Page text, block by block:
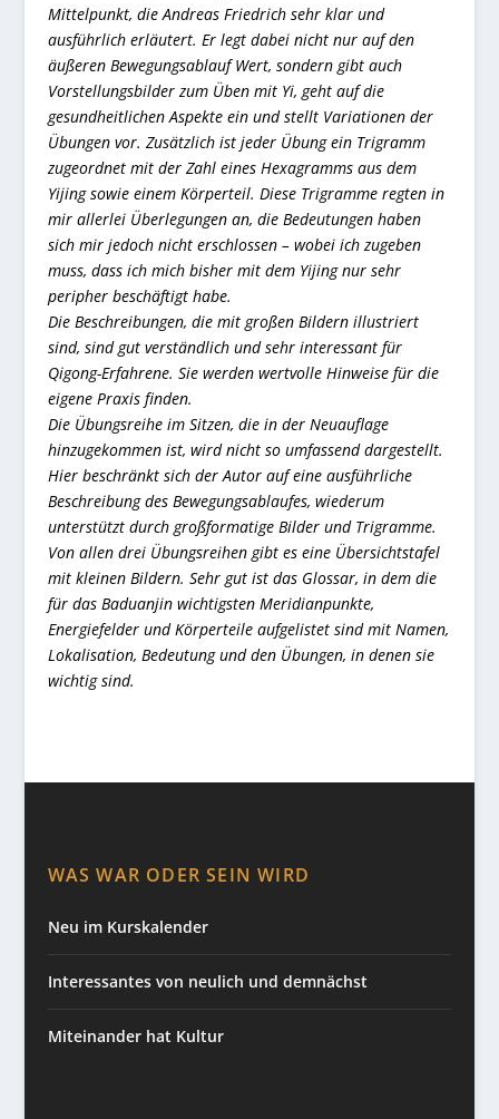
Mittelpunkt, die Andreas Friedrich sehr klar und
ausführlich erläutert. Er legt dabei nicht nur auf den
äußeren Bewegungsablauf Wert, sondern gibt auch
Vorstellungsbilder zum Üben mit Yi, geht auf die
gesundheitlichen Aspekte ein und stellt Variationen der
Übungen vor. Zusätzlich ist jeder Übung ein Trigramm
zugeordnet mit der Zahl eines Hexagramms aus dem
Yijing sowie einem Körperteil. Diese Trigramme regten in
mir allerlei Überlegungen an, die Bedeutungen haben
sich mir jedoch nicht erschlossen – wobei ich zugeben
muss, dass ich mich bisher mit dem Yijing nur sehr
peripher beschäftigt habe.
Die Beschreibungen, die mit großen Bildern illustriert
sind, sind gut verständlich und sehr interessant für
Qigong-Erfahrene. Sie werden wertvolle Hinweise für die
eigene Praxis finden.
Die Übungsreihe im Sitzen, die in der Neuauflage
hinzugekommen ist, wird nicht so umfassend dargestellt.
Hier beschränkt sich der Autor auf eine ausführliche
Beschreibung des Bewegungsablaufes, wiederum
unterstützt durch großformatige Bilder und Trigramme.
Von allen drei Übungsreihen gibt es eine Übersichtstafel
mit kleinen Bildern. Sehr gut ist das Glossar, in dem die
für das Baduanjin wichtigsten Meridianpunkte,
Energiefelder und Körperteile aufgelistet sind mit Namen,
Lokalisation, Bedeutung und den Übungen, in denen sie
wichtig sind.
WAS WAR ODER SEIN WIRD
Neu im Kurskalender
Interessantes von neulich und demnächst
Miteinander hat Kultur